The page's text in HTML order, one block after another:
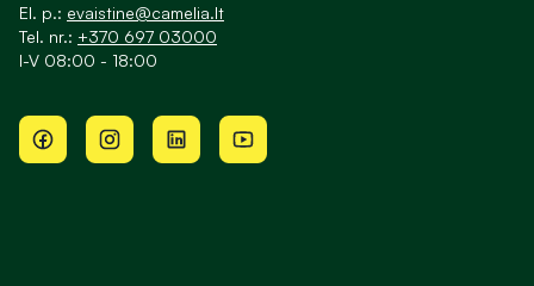
El. p.: evaistine@camelia.lt
Tel. nr.: +370 697 03000
I-V 08:00 - 18:00